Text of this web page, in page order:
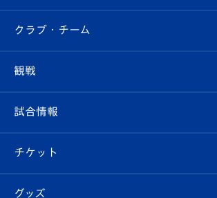
すべて
クラブ
試合情報
クラブ・チーム
クラブ概要
エンブレム紹介
観戦
観戦ルール
はじめての観戦ガイド
試合情報
試合日程/結果
チケット
チケット
グッズ